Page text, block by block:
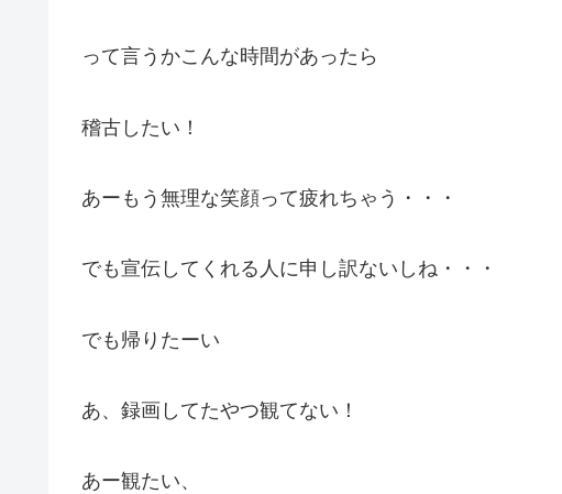
って言うかこんな時間があったら
稽古したい！
あーもう無理な笑顔って疲れちゃう・・・
でも宣伝してくれる人に申し訳ないしね・・・
でも帰りたーい
あ、録画してたやつ観てない！
あー観たい、